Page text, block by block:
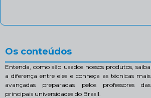
Os conteúdos
Entenda, como são usados nossos produtos, saiba
a diferença entre eles e conheça as técnicas mais
avançadas preparadas pelos professores das
principais universidades do Brasil.